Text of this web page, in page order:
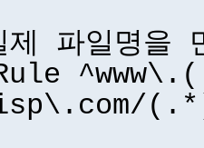
파일명을
(.*)